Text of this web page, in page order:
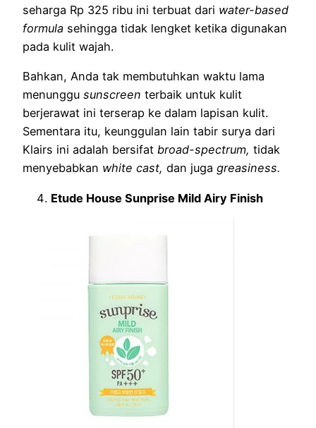
seharga Rp 325 ribu ini terbuat dari water-based
formula sehingga tidak lengket ketika digunakan
pada kulit wajah.
Bahkan, Anda tak membutuhkan waktu lama
menunggu sunscreen terbaik untuk kulit
berjerawat ini terserap ke dalam lapisan kulit.
Sementara itu, keunggulan lain tabir surya dari
Klairs ini adalah bersifat broad-spectrum, tidak
menyebabkan white cast, dan juga greasiness.
Etude House Sunprise Mild Airy Finish